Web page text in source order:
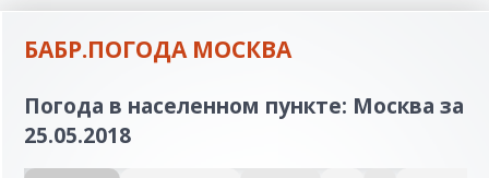
БАБР.ПОГОДА МОСКВА
Погода в населенном пункте: Москва за
25.05.2018